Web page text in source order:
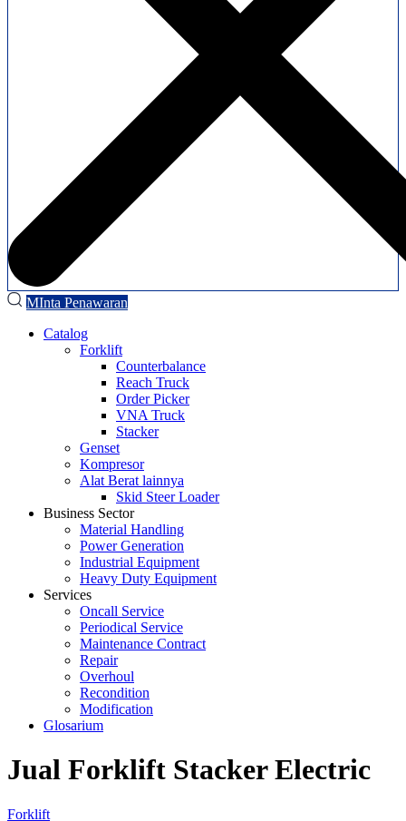
MInta Penawaran
Catalog
Forklift
Counterbalance
Reach Truck
Order Picker
VNA Truck
Stacker
Genset
Kompresor
Alat Berat lainnya
Skid Steer Loader
Business Sector
Material Handling
Power Generation
Industrial Equipment
Heavy Duty Equipment
Services
Oncall Service
Periodical Service
Maintenance Contract
Repair
Overhoul
Recondition
Modification
Glosarium
Jual Forklift Stacker Electric
Forklift